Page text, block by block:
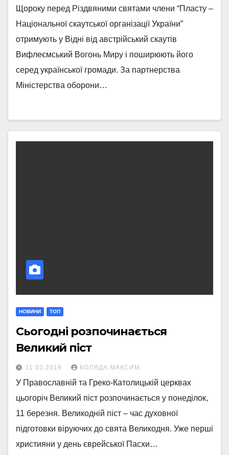
Щороку перед Різдвяними святами члени “Пласту –
Національної скаутської організації України”
отримують у Відні від австрійський скаутів
Вифлеємський Вогонь Миру і поширюють його
серед української громади. За партнерства
Міністерства оборони…
НОВИНИ ТОП
Сьогодні розпочинається
Великий піст
11.03.2019 КОЛЯДА МАКСИМ
У Православній та Греко-Католицькій церквах
цьогоріч Великий піст розпочинається у понеділок,
11 березня. Великодній піст – час духовної
підготовки віруючих до свята Великодня. Уже перші
християни у день єврейської Пасхи…